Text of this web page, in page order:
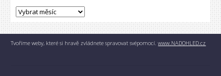
Tvoříme weby, které si hravě zvládnete spravovat svépomocí.www.NADOHLED.cz